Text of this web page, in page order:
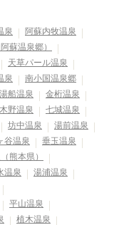
泉
阿蘇内牧温泉
蘇温泉郷）
天草パール温泉
泉
南小国温泉郷
船温泉
金桁温泉
野温泉
七城温泉
坊中温泉
湯前温泉
谷温泉
垂玉温泉
熊本県）
温泉
湯浦温泉
平山温泉
植木温泉